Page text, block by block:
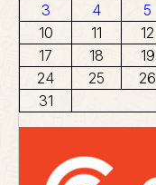
3
4 5
10
11 12
17
18 19
24
25 26
31